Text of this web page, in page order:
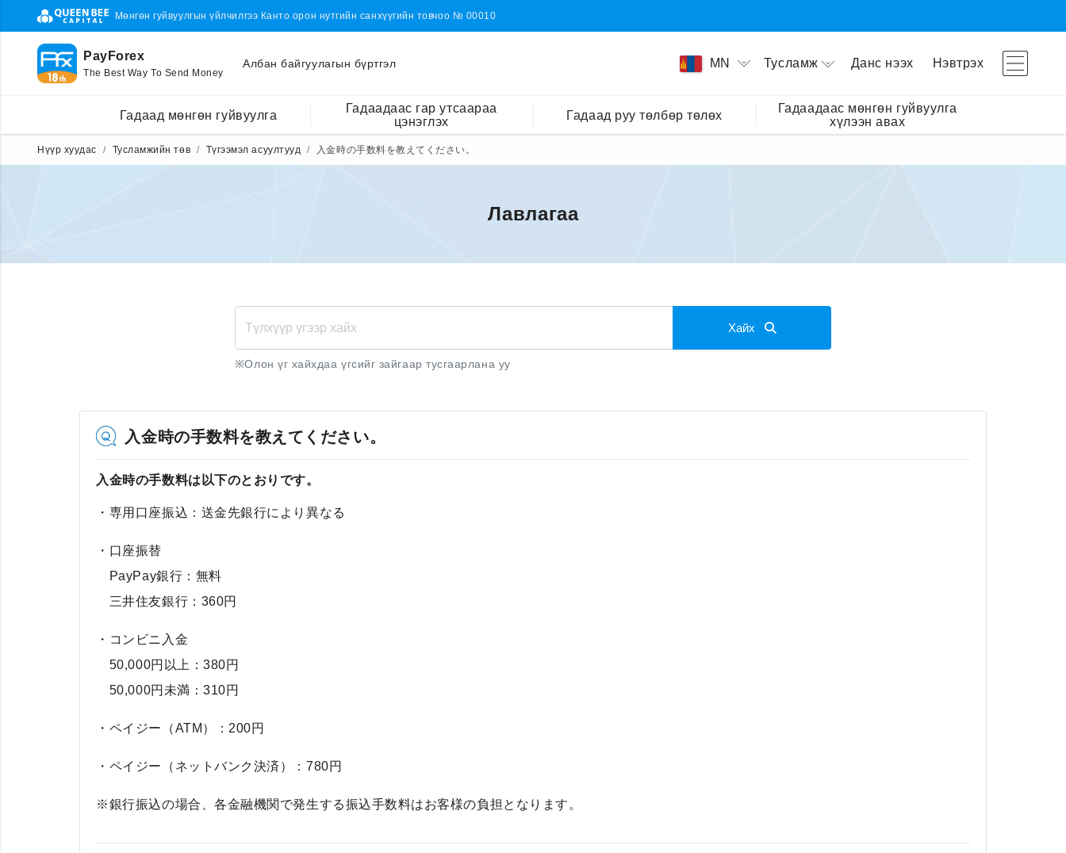
Мөнгөн гуйвуулгын үйлчилгээ Канто орон нутгийн санхүүгийн товчоо № 00010
PayForex
The Best Way To Send Money
Албан байгуулагын бүртгэл MN Тусламж Данс нээх Нэвтрэх
Гадаад мөнгөн гуйвуулга
Гадаадаас гар утсаараа
цэнэглэх
Гадаад руу төлбөр төлөх
Гадаадаас мөнгөн гуйвуулга
хүлээн авах
Нүүр хуудас Тусламжийн төв Түгээмэл асуултууд 入金時の手数料を教えてください。
Лавлагаа
Хайх
※Олон үг хайхдаа үгсийг зайгаар тусгаарлана уу
入金時の手数料を教えてください。
入金時の手数料は以下のとおりです。
・専用口座振込：送金先銀行により異なる
・口座振替
PayPay銀行：無料
三井住友銀行：360円
・コンビニ入金
50,000円以上：380円
50,000円未満：310円
・ペイジー（ATM）：200円
・ペイジー（ネットバンク決済）：780円
※銀行振込の場合、各金融機関で発生する振込手数料はお客様の負担となります。